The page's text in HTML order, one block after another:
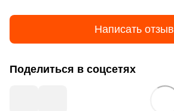
Написать отзыв
Поделиться в соцсетях